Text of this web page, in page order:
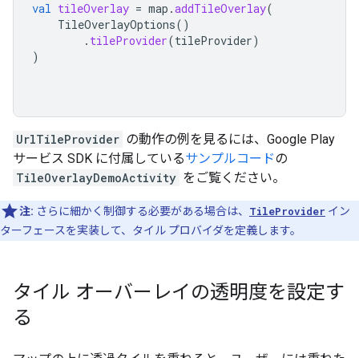
val tileOverlay = map .addTileOverlay(
TileOverlayOptions()
. tileProvider(tileProvider)
)
UrlTileProvider の動作の例を見るには、Google Play
サービス SDK に付属しているサンプルコードの
TileOverlayDemoActivity をご覧ください。
注: さらに細かく制御する必要がある場合は、 TileProvider イン
ターフェースを実装して、タイル プロバイダを定義します。
タイル オーバーレイの透明度を設定す
る